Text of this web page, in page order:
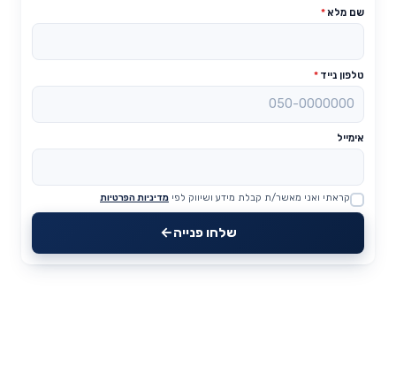
שם מלא*
טלפון נייד *
אימייל
Website
קראתי ואני מאשר/ת קבלת מידע ושיווק לפי מדיניות הפרטיות
שלחו פנייה